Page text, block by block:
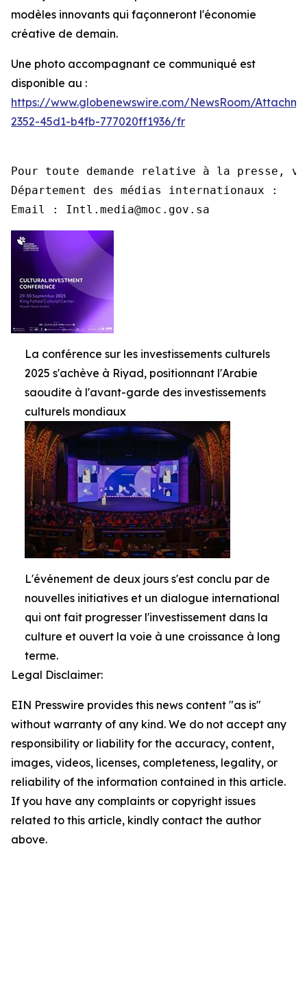
modèles innovants qui façonneront l'économie
créative de demain.
Une photo accompagnant ce communiqué est
disponible au :
https://www.globenewswire.com/NewsRoom/
2352-45d1-b4fb-777020ff1936/fr
Pour toute demande relative à la presse,
Département des médias internationaux :
Email : Intl.media@moc.gov.sa
La conférence sur les investissements culturels
2025 s'achève à Riyad, positionnant l'Arabie
saoudite à l'avant-garde des investissements
culturels mondiaux
L'événement de deux jours s'est conclu par de
nouvelles initiatives et un dialogue international
qui ont fait progresser l'investissement dans la
culture et ouvert la voie à une croissance à long
terme.
Legal Disclaimer:
EIN Presswire provides this news content "as is"
without warranty of any kind. We do not accept any
responsibility or liability for the accuracy, content,
images, videos, licenses, completeness, legality, or
reliability of the information contained in this article.
If you have any complaints or copyright issues
related to this article, kindly contact the author
above.